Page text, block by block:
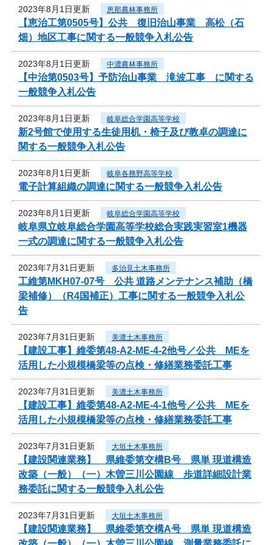
2023年8月1日更新 恵那農林事務所
【恵治工第0505号】公共 復旧治山事業 高松（石
畑）地区工事に関する一般競争入札公告
2023年8月1日更新 中濃農林事務所
【中治第0503号】予防治山事業 滝波工事 に関する
一般競争入札公告
2023年8月1日更新 岐阜総合学園高等学校
新2号館で使用する生徒用机・椅子及び教卓の調達に
関する一般競争入札公告
2023年8月1日更新 岐阜各務野高等学校
電子計算組織の調達に関する一般競争入札公告
2023年8月1日更新 岐阜総合学園高等学校
岐阜県立岐阜総合学園高等学校総合実践実習室1機器
一式の調達に関する一般競争入札公告
2023年7月31日更新 多治見土木事務所
工維第MKH07-07号 公共 道路メンテナンス補助（橋
梁補修）（R4国補正）工事に関する一般競争入札公
告
2023年7月31日更新 美濃土木事務所
【建設工事】維委第48-A2-ME-4-2他号／公共 MEを
活用した小規模橋梁等の点検・修繕業務委託工事
2023年7月31日更新 美濃土木事務所
【建設工事】維委第48-A2-ME-4-1他号／公共 MEを
活用した小規模橋梁等の点検・修繕業務委託工事
2023年7月31日更新 大垣土木事務所
【建設関連業務】 県維委第交構B号 県単 現道構造
改築（一般）（一）木曽三川公園線 歩道詳細設計業
務委託に関する一般競争入札公告
2023年7月31日更新 大垣土木事務所
【建設関連業務】 県維委第交構A号 県単 現道構造